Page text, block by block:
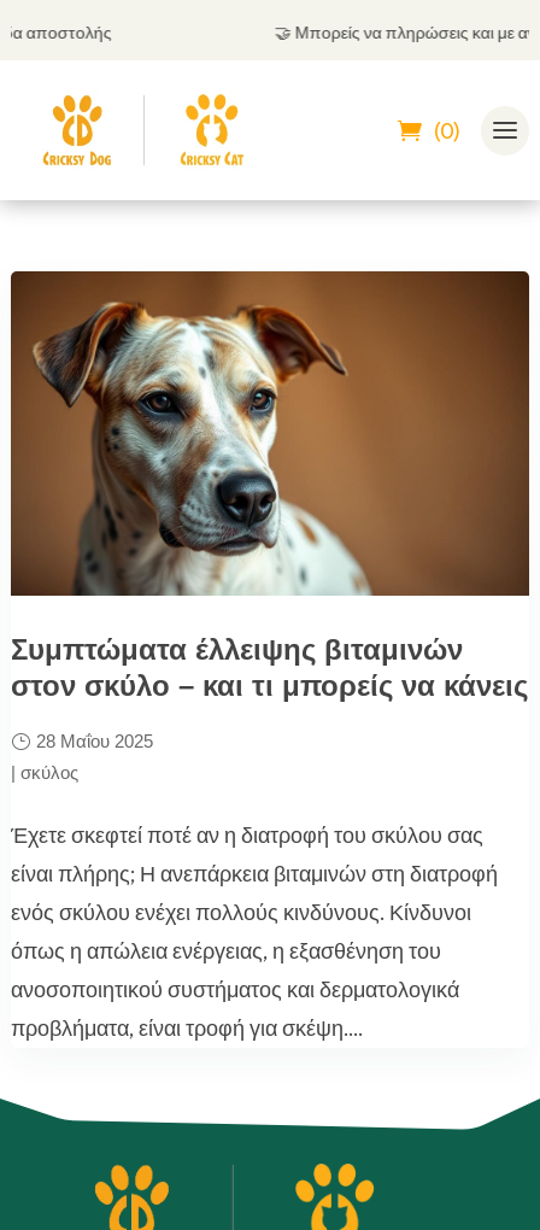
Μπορείς να πληρώσεις και με
(0)
Συμπτώματα έλλειψης βιταμινών
στον σκύλο – και τι μπορείς να κάνεις
28 Μαΐου 2025
| σκύλος
Έχετε σκεφτεί ποτέ αν η διατροφή του σκύλου σας
είναι πλήρης; Η ανεπάρκεια βιταμινών στη διατροφή
ενός σκύλου ενέχει πολλούς κινδύνους. Κίνδυνοι
όπως η απώλεια ενέργειας, η εξασθένηση του
ανοσοποιητικού συστήματος και δερματολογικά
προβλήματα, είναι τροφή για σκέψη....